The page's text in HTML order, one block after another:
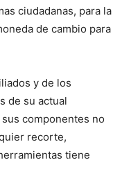
ciudadanas, para la
de cambio para
y de los
de su actual
componentes no
recorte,
tiene